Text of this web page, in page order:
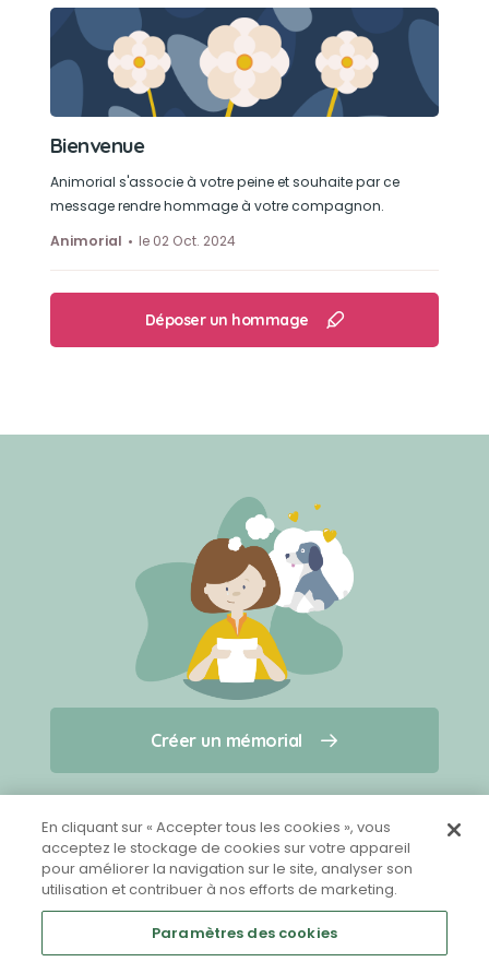
Créer un mémorial
Qui sommes-nous ?
Nous contacter
Partager sur Facebook
Bienvenue
Animorial s'associe à votre peine et souhaite par ce
message rendre hommage à votre compagnon.
Animorial
le 02 Oct. 2024
Déposer un hommage
Créer un mémorial
En cliquant sur « Accepter tous les cookies », vous
acceptez le stockage de cookies sur votre appareil
pour améliorer la navigation sur le site, analyser son
utilisation et contribuer à nos efforts de marketing.
Paramètres des cookies